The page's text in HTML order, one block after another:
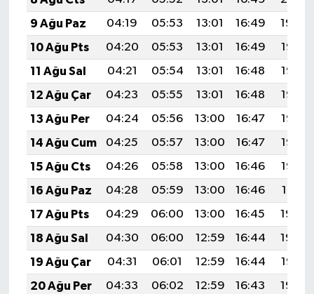
9 Ağu Paz
04:19 05:53 13:01 16:49
19:59
10 Ağu Pts
04:20 05:53 13:01 16:49
19:58
11 Ağu Sal
04:21 05:54 13:01 16:48
19:57
12 Ağu Çar
04:23 05:55 13:01 16:48
19:56
13 Ağu Per
04:24 05:56 13:00 16:47
19:55
14 Ağu Cum
04:25 05:57 13:00 16:47
19:53
15 Ağu Cts
04:26 05:58 13:00 16:46
19:52
16 Ağu Paz
04:28 05:59 13:00 16:46
19:51
17 Ağu Pts
04:29 06:00 13:00 16:45
19:50
18 Ağu Sal
04:30 06:00 12:59 16:44
19:48
19 Ağu Çar
04:31 06:01 12:59 16:44
19:47
20 Ağu Per
04:33 06:02 12:59 16:43
19:46